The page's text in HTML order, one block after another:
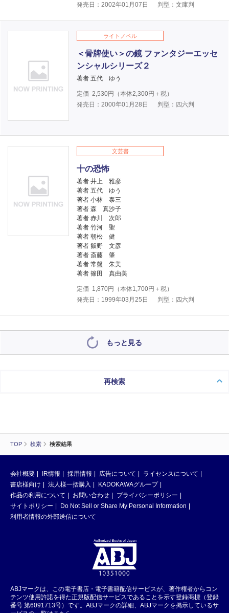
TOP 検索 検索結果
発売日：2002年01月07日
判型：文庫判
ライトノベル
＜骨牌使い＞の鏡 ファンタジーエッセ
ンシャルシリーズ２
著者 五代 ゆう
定価 2,530円（本体2,300円＋税）
発売日：2000年01月28日
判型：四六判
文芸書
十の恐怖
著者 井上 雅彦
著者 五代 ゆう
著者 小林 泰三
著者 森 真沙子
著者 赤川 次郎
著者 竹河 聖
著者 朝松 健
著者 飯野 文彦
著者 斎藤 肇
著者 常盤 朱美
著者 篠田 真由美
定価 1,870円（本体1,700円＋税）
発売日：1999年03月25日
判型：四六判
もっと見る
再検索
会社概要 IR情報 採用情報 広告について
ライセンスについて
書店様向け
法人様一括購入
KADOKAWAグループ
作品の利用について
お問い合わせ
プライバシーポリシー
サイトポリシー
Do Not Sell or Share My Personal Information
利用者情報の外部送信について
ABJマークは、この電子書店・電子書籍配信サービスが、著作権者からコン
テンツ使用許諾を得た正規版配信サービスであることを示す登録商標（登録
番号 第6091713号）です。ABJマークの詳細、ABJマークを掲示しているサ